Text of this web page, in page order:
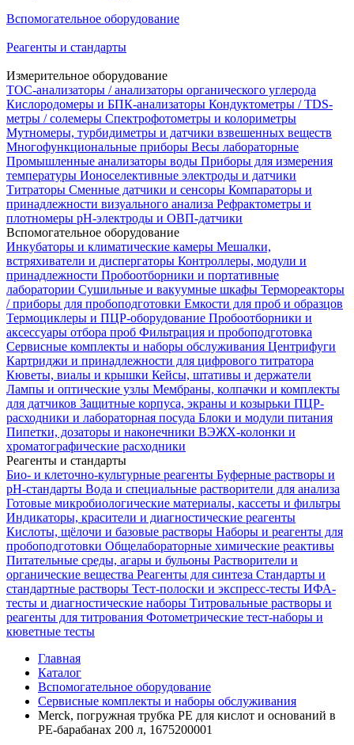
Вспомогательное оборудование
Реагенты и стандарты
Измерительное оборудование
TOC-анализаторы / анализаторы органического углерода
Кислородомеры и БПК-анализаторы Кондуктометры / TDS-
метры / солемеры Спектрофотометры и колориметры
Мутномеры, турбидиметры и датчики взвешенных веществ
Многофункциональные приборы Весы лабораторные
Промышленные анализаторы воды Приборы для измерения
температуры Ионоселективные электроды и датчики
Титраторы Сменные датчики и сенсоры Компараторы и
принадлежности визуального анализа Рефрактометры и
плотномеры pH-электроды и ОВП-датчики
Вспомогательное оборудование
Инкубаторы и климатические камеры Мешалки,
встряхиватели и диспергаторы Контроллеры, модули и
принадлежности Пробоотборники и портативные
лаборатории Сушильные и вакуумные шкафы Термореакторы
/ приборы для пробоподготовки Емкости для проб и образцов
Термоциклеры и ПЦР-оборудование Пробоотборники и
аксессуары отбора проб Фильтрация и пробоподготовка
Сервисные комплекты и наборы обслуживания Центрифуги
Картриджи и принадлежности для цифрового титратора
Кюветы, виалы и крышки Кейсы, штативы и держатели
Лампы и оптические узлы Мембраны, колпачки и комплекты
для датчиков Защитные корпуса, экраны и козырьки ПЦР-
расходники и лабораторная посуда Блоки и модули питания
Пипетки, дозаторы и наконечники ВЭЖХ-колонки и
хроматографические расходники
Реагенты и стандарты
Био- и клеточно-культурные реагенты Буферные растворы и
pH-стандарты Вода и специальные растворители для анализа
Готовые микробиологические материалы, кассеты и фильтры
Индикаторы, красители и диагностические реагенты
Кислоты, щёлочи и базовые растворы Наборы и реагенты для
пробоподготовки Общелабораторные химические реактивы
Питательные среды, агары и бульоны Растворители и
органические вещества Реагенты для синтеза Стандарты и
стандартные растворы Тест-полоски и экспресс-тесты ИФА-
тесты и диагностические наборы Титровальные растворы и
реагенты для титрования Фотометрические тест-наборы и
кюветные тесты
Главная
Каталог
Вспомогательное оборудование
Сервисные комплекты и наборы обслуживания
Merck, погружная трубка PE для кислот и оснований в
PE-барабанах 200 л, 1675200001